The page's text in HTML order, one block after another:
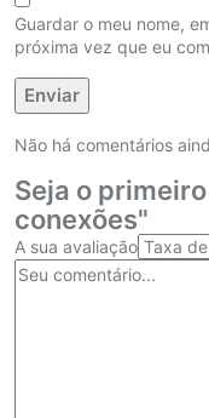
Guardar o meu nome,
próxima vez que eu
Não há comentários
Seja o
conexões"
A sua avaliação